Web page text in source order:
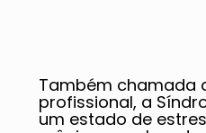
Também chamada
profissional, a
um estado de